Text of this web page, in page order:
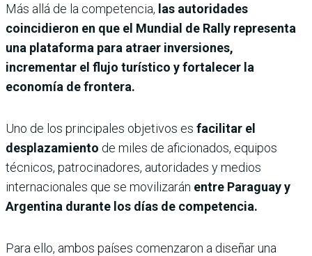
Más allá de la competencia, las autoridades
coincidieron en que el Mundial de Rally representa
una plataforma para atraer inversiones,
incrementar el flujo turístico y fortalecer la
economía de frontera.
Uno de los principales objetivos es facilitar el
desplazamiento de miles de aficionados, equipos
técnicos, patrocinadores, autoridades y medios
internacionales que se movilizarán entre Paraguay y
Argentina durante los días de competencia.
Para ello, ambos países comenzaron a diseñar una